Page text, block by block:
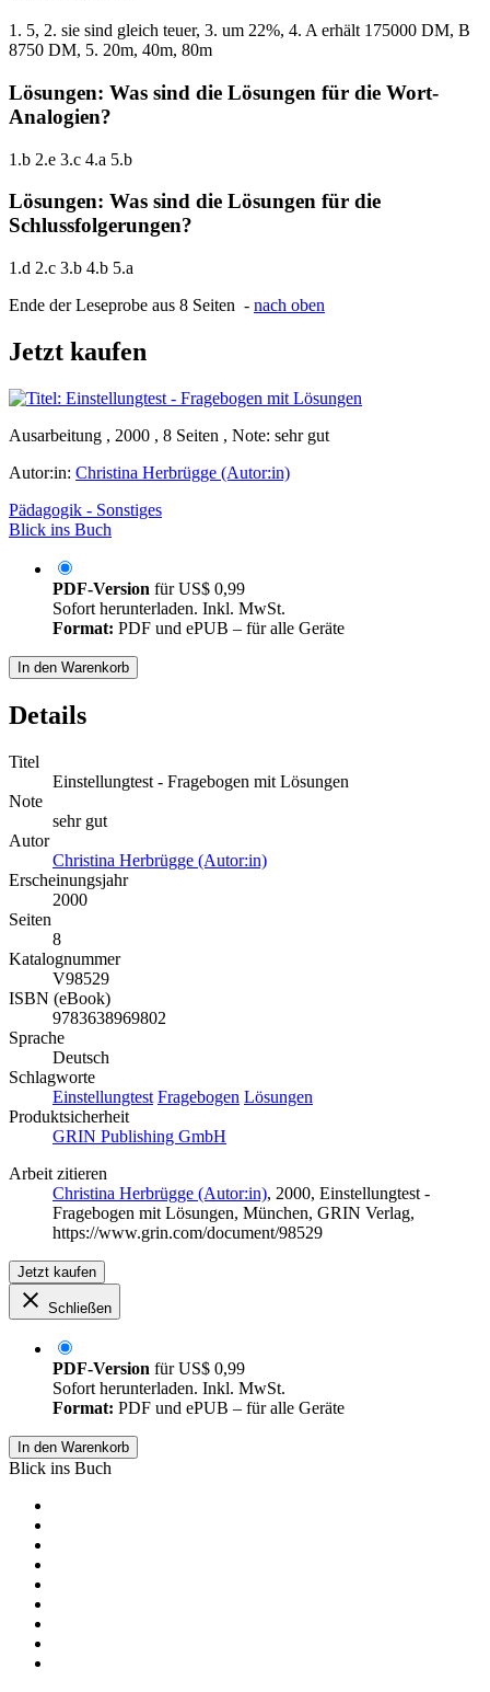
1. 5, 2. sie sind gleich teuer, 3. um 22%, 4. A erhält 175000 DM, B
8750 DM, 5. 20m, 40m, 80m
Lösungen: Was sind die Lösungen für die Wort-
Analogien?
1.b 2.e 3.c 4.a 5.b
Lösungen: Was sind die Lösungen für die
Schlussfolgerungen?
1.d 2.c 3.b 4.b 5.a
Ende der Leseprobe aus 8 Seiten - nach oben
Jetzt kaufen
Ausarbeitung , 2000 , 8 Seiten , Note: sehr gut
Autor:in: Christina Herbrügge (Autor:in)
Pädagogik - Sonstiges
Blick ins Buch
PDF-Version fürUS$ 0,99
Sofort herunterladen. Inkl. MwSt.
Format: PDF und ePUB – für alle Geräte
In den Warenkorb
Details
Titel
Einstellungtest - Fragebogen mit Lösungen
Note
sehr gut
Autor
Christina Herbrügge (Autor:in)
Erscheinungsjahr
2000
Seiten
8
Katalognummer
V98529
ISBN (eBook)
9783638969802
Sprache
Deutsch
Schlagworte
Einstellungtest Fragebogen Lösungen
Produktsicherheit
GRIN Publishing GmbH
Arbeit zitieren
Christina Herbrügge (Autor:in), 2000, Einstellungtest -
Fragebogen mit Lösungen, München, GRIN Verlag,
https://www.grin.com/document/98529
Jetzt kaufen
Schließen
PDF-Version fürUS$ 0,99
Sofort herunterladen. Inkl. MwSt.
Format: PDF und ePUB – für alle Geräte
In den Warenkorb
Blick ins Buch